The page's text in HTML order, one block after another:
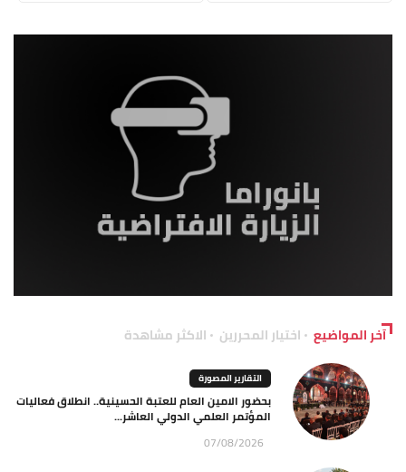
آخر المواضيع اختيار المحررين الاكثر مشاهدة
التقارير المصورة
بحضور الامين العام للعتبة الحسينية.. انطلاق فعاليات
المؤتمر العلمي الدولي العاشر...
07/08/2026